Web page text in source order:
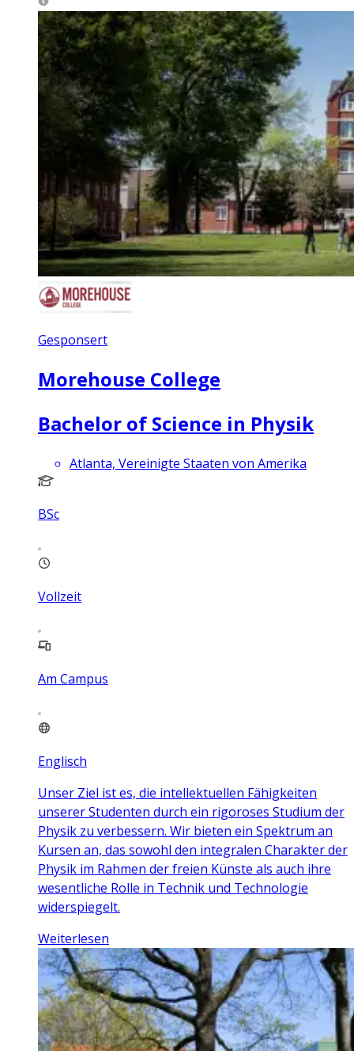
Gesponsert
Morehouse College
Bachelor of Science in Physik
Atlanta, Vereinigte Staaten von Amerika
BSc
Vollzeit
Am Campus
Englisch
Unser Ziel ist es, die intellektuellen Fähigkeiten
unserer Studenten durch ein rigoroses Studium der
Physik zu verbessern. Wir bieten ein Spektrum an
Kursen an, das sowohl den integralen Charakter der
Physik im Rahmen der freien Künste als auch ihre
wesentliche Rolle in Technik und Technologie
widerspiegelt.
Weiterlesen